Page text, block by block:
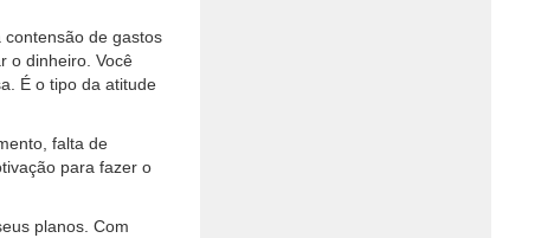
de gastos
o dinheiro. Você
É o tipo da atitude
falta de
para fazer o
planos. Com